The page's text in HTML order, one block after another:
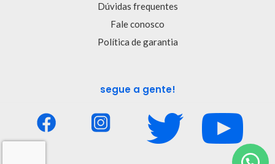
Dúvidas frequentes
Fale conosco
Política de garantia
segue a gente!